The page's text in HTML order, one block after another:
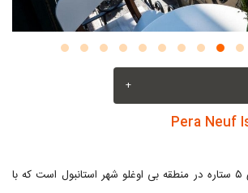
+
هتل پرا نوف از هتل‌های ۵ ستاره در منطقه بی اوغلو شهر استانبول است که با